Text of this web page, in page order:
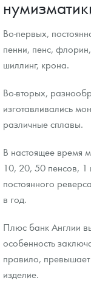
Во-первых,
пенни, пенс,
шиллинг, крона.
Во-вторых,
изготавливались
различные сплавы.
В настоящее время
10, 20, 50 пенсов,
постоянного
в год.
Плюс банк Англии
особенность
правило,
изделие.